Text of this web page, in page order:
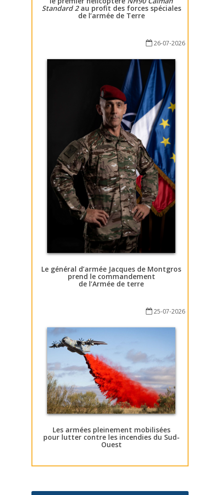
Standard 2au profit des forces spéciales
de l’armée de Terre
26-07-2026
Le général d’armée Jacques de Montgros
prend le commandement
de l’Armée de terre
25-07-2026
Les armées pleinement mobilisées
pour lutter contre les incendies du Sud-
Ouest